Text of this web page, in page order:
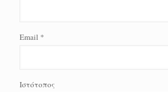
Email *
Ιστότοπος